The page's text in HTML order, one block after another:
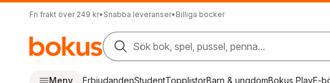
Fri frakt över 249 kr• Snabba leveranser• Billiga böcker
Sök bok, spel, pussel, penna...
Meny ErbjudandenStudentTopplistorBarn & ungdomBokus PlayE-